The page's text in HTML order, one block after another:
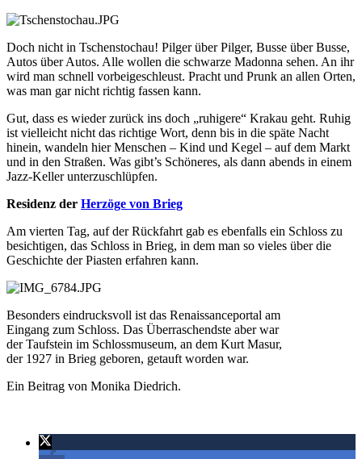
Doch nicht in Tschenstochau! Pilger über Pilger, Busse über Busse,
Autos über Autos. Alle wollen die schwarze Madonna sehen. An ihr
wird man schnell vorbeigeschleust. Pracht und Prunk an allen Orten,
was man gar nicht richtig fassen kann.
Gut, dass es wieder zurück ins doch „ruhigere“ Krakau geht. Ruhig
ist vielleicht nicht das richtige Wort, denn bis in die späte Nacht
hinein, wandeln hier Menschen – Kind und Kegel – auf dem Markt
und in den Straßen. Was gibt’s Schöneres, als dann abends in einem
Jazz-Keller unterzuschlüpfen.
Residenz der Herzöge von Brieg
Am vierten Tag, auf der Rückfahrt gab es ebenfalls ein Schloss zu
besichtigen, das Schloss in Brieg, in dem man so vieles über die
Geschichte der Piasten erfahren kann.
Besonders eindrucksvoll ist das Renaissanceportal am
Eingang zum Schloss. Das Überraschendste aber war
der Taufstein im Schlossmuseum, an dem Kurt Masur,
der 1927 in Brieg geboren, getauft worden war.
Ein Beitrag von Monika Diedrich.